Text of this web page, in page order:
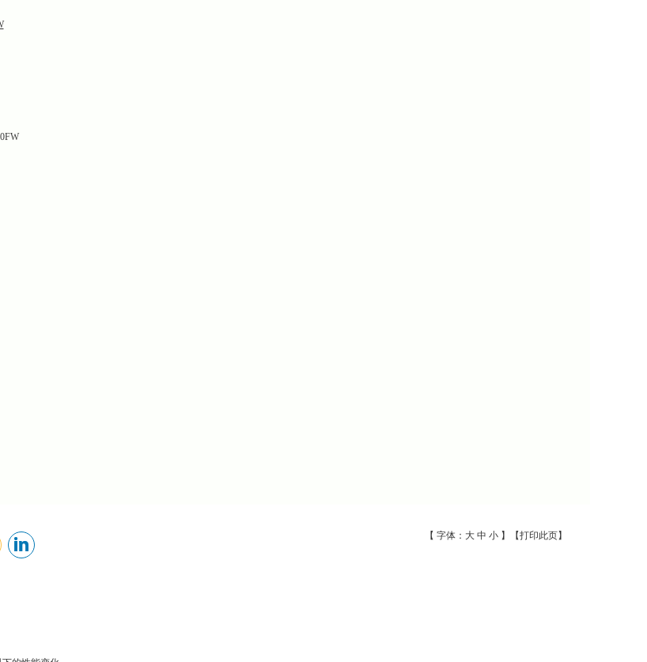
【 字体： 大 中 小】【打印此页】